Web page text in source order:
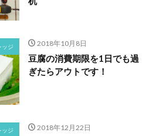
ッジ 2018年10月8日
豆腐の消費期限を1日でも過
ぎたらアウトです！
ッジ 2018年12月22日